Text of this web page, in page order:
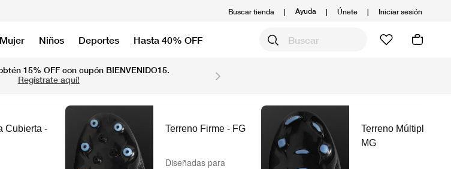
Buscar tienda | Ayuda | Únete | Iniciar sesión
Mujer Niños Deportes Hasta 40% OFF
15% OFF con cupón BIENVENIDO15.
Regístrate aquí!
Cubierta -
Terreno Firme - FG
Diseñadas para
Terreno Múltiple -
MG